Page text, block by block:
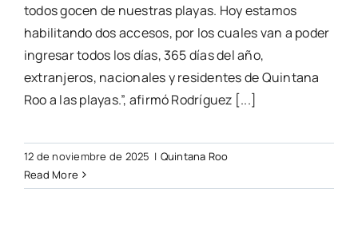
todos gocen de nuestras playas. Hoy estamos
habilitando dos accesos, por los cuales van a poder
ingresar todos los días, 365 días del año,
extranjeros, nacionales y residentes de Quintana
Roo a las playas.”, afirmó Rodríguez [...]
12 de noviembre de 2025 | Quintana Roo
Read More